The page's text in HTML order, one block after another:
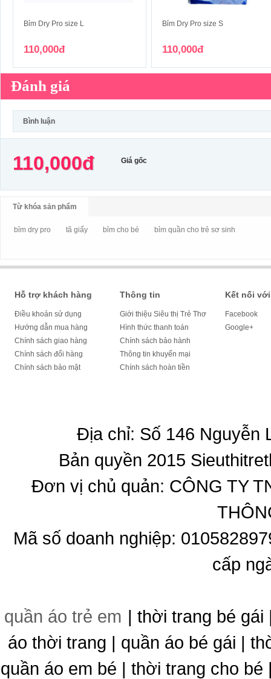
Bỉm Dry Pro size L
110,000đ
Bỉm Dry Pro size S
110,000đ
Đánh giá
Bình luận
110,000đ Giá gốc
Từ khóa sản phẩm
bỉm dry pro tã giấy bỉm cho bé bỉm quần cho trẻ sơ sinh
Hỗ trợ khách hàng
Điều khoản sử dụng
Hướng dẫn mua hàng
Chính sách giao hàng
Chính sách đổi hàng
Chính sách bảo mật
Thông tin
Giới thiệu Siêu thị Trẻ Thơ
Hình thức thanh toán
Chính sách bảo hành
Thông tin khuyến mại
Chính sách hoàn tiền
Kết nối
Facebook
Google+
Địa chỉ: Số 146 Nguyễn
Bản quyền 2015
Đơn vị chủ quản: CÔNG TY
Mã số doanh nghiệp:
cấp
quần áo trẻ em | thời trang bé gái
áo thời trang | quần áo bé gái |
quần áo em bé | thời trang cho